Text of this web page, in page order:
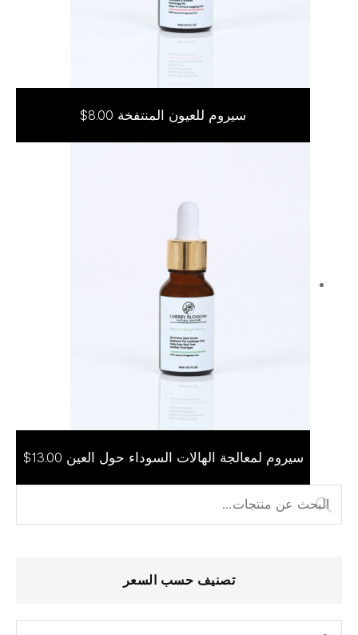
إضافة إلى السلة
سيروم للعيون المنتفخة $8.00
إضافة إلى السلة
سيروم لمعالجة الهالات السوداء حول العين $13.00
تصنيف حسب السعر